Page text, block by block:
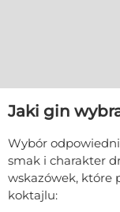
Jaki gin
Wybór
smak i charakter
wskazówek, które
koktajlu: